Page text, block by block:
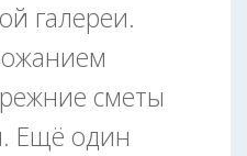
галереи.
сметы
Ещё один